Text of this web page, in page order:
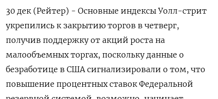
30 дек (Рейтер) - Основные индексы Уолл-стрит
укрепились к закрытию торгов в четверг,
получив поддержку от акций роста на
малообъемных торгах, поскольку данные о
безработице в США сигнализировали о том, что
повышение процентных ставок Федеральной